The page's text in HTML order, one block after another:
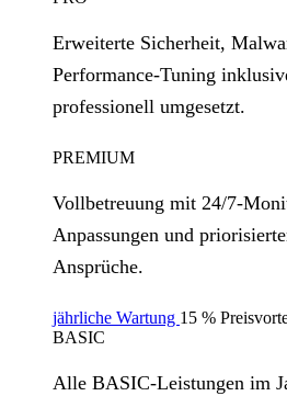
Erweiterte Sicherheit,
Performance‑Tuning
professionell umgesetzt.
PREMIUM
Vollbetreuung mit 24/
Anpassungen und
Ansprüche.
jährliche Wartung 15 %
BASIC
Alle BASIC‑Leistungen im